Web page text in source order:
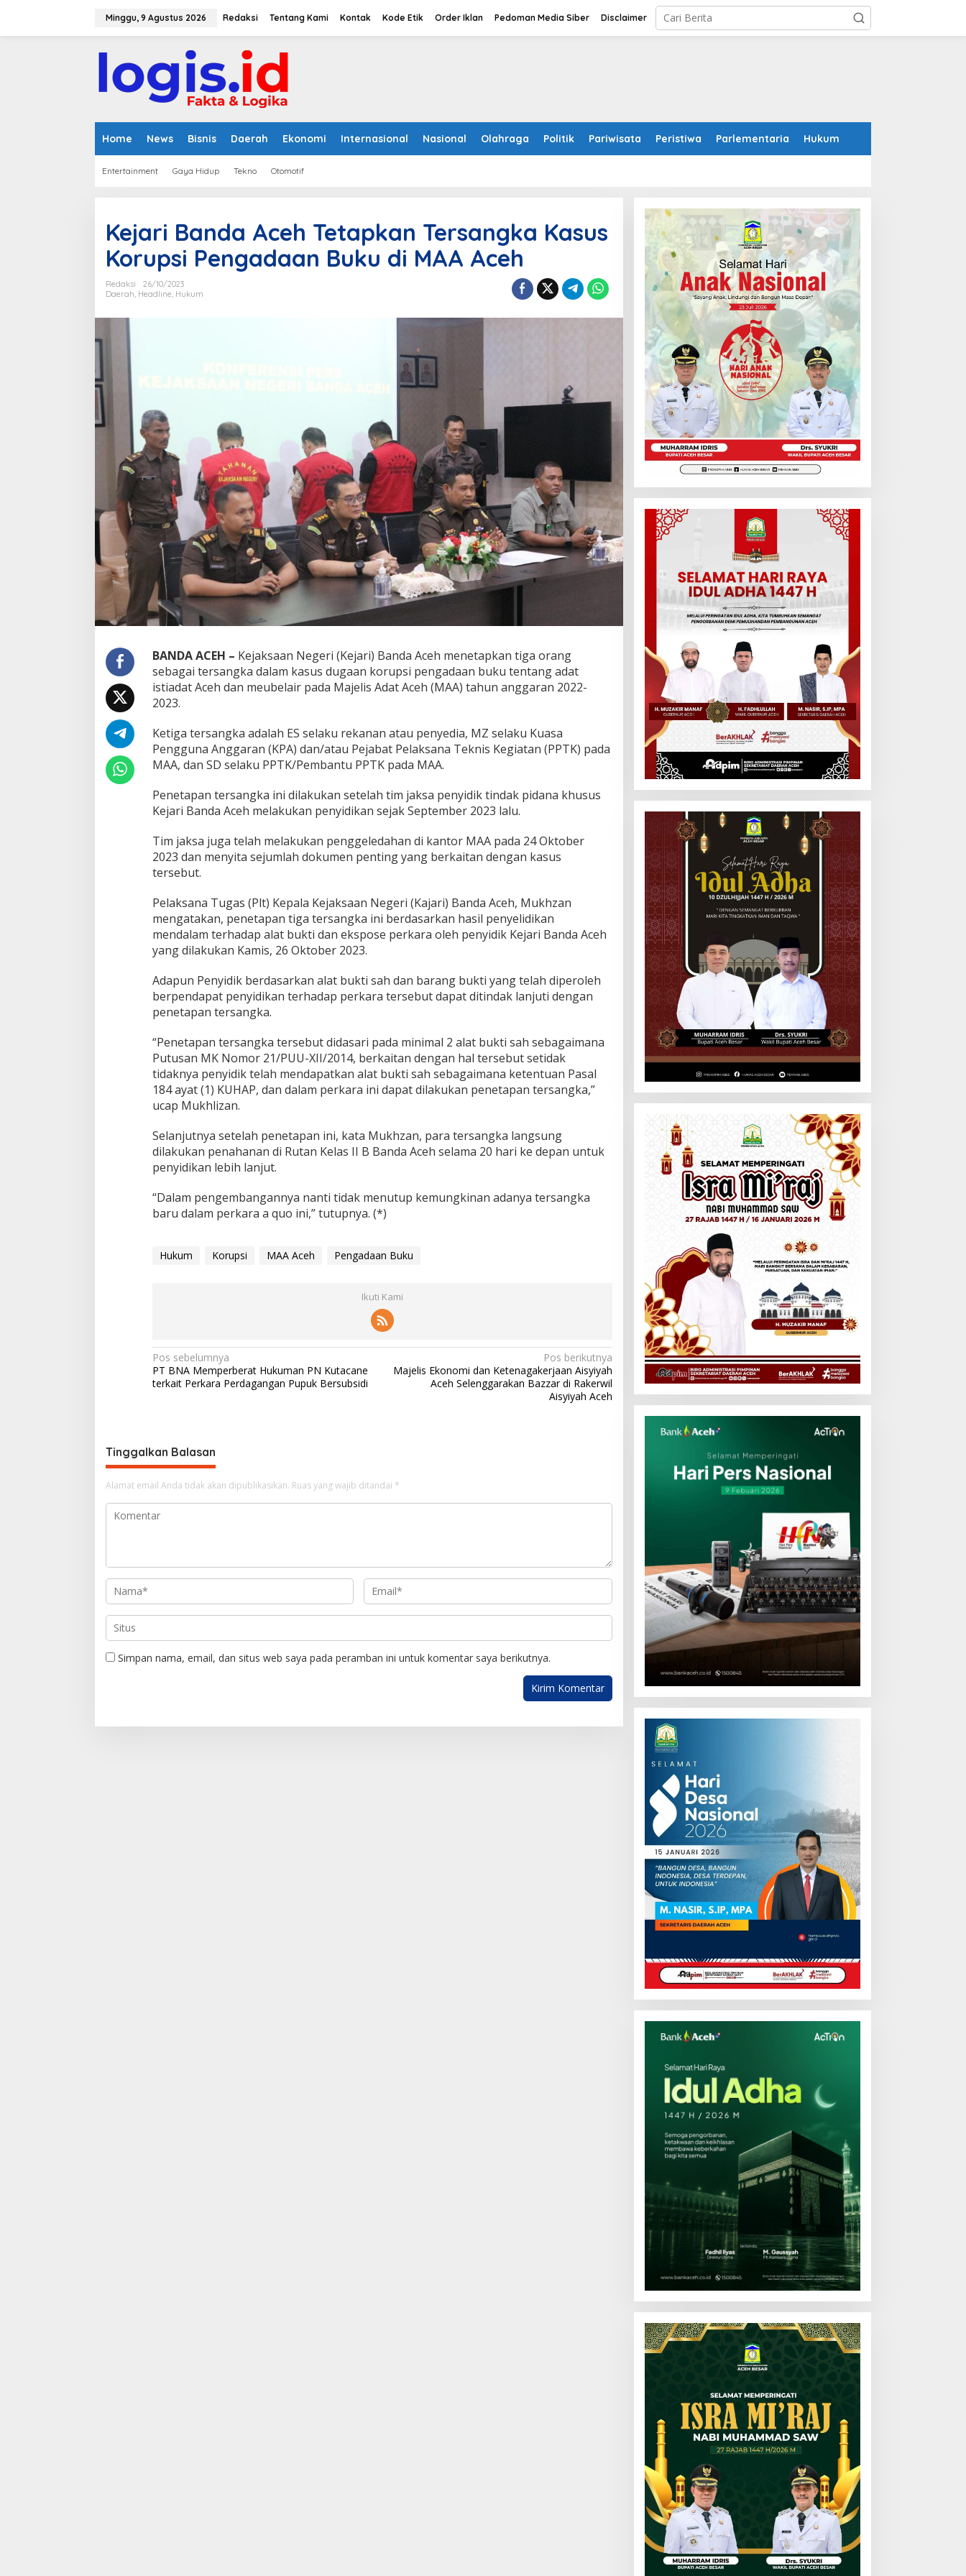
Minggu, 9 Agustus 2026 Redaksi Tentang Kami Kontak Kode Etik Order Iklan Pedoman Media Siber Disclaimer
Home News Bisnis Daerah Ekonomi Internasional Nasional Olahraga Politik Pariwisata Peristiwa Parlementaria Hukum
Entertainment Gaya Hidup Tekno Otomotif
Kejari Banda Aceh Tetapkan Tersangka Kasus
Korupsi Pengadaan Buku di MAA Aceh
Redaksi
26/10/2023
Daerah, Headline, Hukum
BANDA ACEH – Kejaksaan Negeri (Kejari) Banda Aceh menetapkan tiga orang
sebagai tersangka dalam kasus dugaan korupsi pengadaan buku tentang adat
istiadat Aceh dan meubelair pada Majelis Adat Aceh (MAA) tahun anggaran 2022-
2023.
Ketiga tersangka adalah ES selaku rekanan atau penyedia, MZ selaku Kuasa
Pengguna Anggaran (KPA) dan/atau Pejabat Pelaksana Teknis Kegiatan (PPTK) pada
MAA, dan SD selaku PPTK/Pembantu PPTK pada MAA.
Penetapan tersangka ini dilakukan setelah tim jaksa penyidik tindak pidana khusus
Kejari Banda Aceh melakukan penyidikan sejak September 2023 lalu.
Tim jaksa juga telah melakukan penggeledahan di kantor MAA pada 24 Oktober
2023 dan menyita sejumlah dokumen penting yang berkaitan dengan kasus
tersebut.
Pelaksana Tugas (Plt) Kepala Kejaksaan Negeri (Kajari) Banda Aceh, Mukhzan
mengatakan, penetapan tiga tersangka ini berdasarkan hasil penyelidikan
mendalam terhadap alat bukti dan ekspose perkara oleh penyidik Kejari Banda Aceh
yang dilakukan Kamis, 26 Oktober 2023.
Adapun Penyidik berdasarkan alat bukti sah dan barang bukti yang telah diperoleh
berpendapat penyidikan terhadap perkara tersebut dapat ditindak lanjuti dengan
penetapan tersangka.
“Penetapan tersangka tersebut didasari pada minimal 2 alat bukti sah sebagaimana
Putusan MK Nomor 21/PUU-XII/2014, berkaitan dengan hal tersebut setidak
tidaknya penyidik telah mendapatkan alat bukti sah sebagaimana ketentuan Pasal
184 ayat (1) KUHAP, dan dalam perkara ini dapat dilakukan penetapan tersangka,”
ucap Mukhlizan.
Selanjutnya setelah penetapan ini, kata Mukhzan, para tersangka langsung
dilakukan penahanan di Rutan Kelas II B Banda Aceh selama 20 hari ke depan untuk
penyidikan lebih lanjut.
“Dalam pengembangannya nanti tidak menutup kemungkinan adanya tersangka
baru dalam perkara a quo ini,” tutupnya. (*)
Hukum Korupsi MAA Aceh Pengadaan Buku
Ikuti Kami
N
a
a
s
i
p
s
Pos sebelumnya
PT BNA Memperberat Hukuman PN Kutacane
terkait Perkara Perdagangan Pupuk Bersubsidi
Pos berikutnya
Majelis Ekonomi dan Ketenagakerjaan Aisyiyah
Aceh Selenggarakan Bazzar di Rakerwil
Aisyiyah Aceh
Tinggalkan Balasan
Alamat email Anda tidak akan dipublikasikan. Ruas yang wajib ditandai *
Simpan nama, email, dan situs web saya pada peramban ini untuk komentar saya berikutnya.